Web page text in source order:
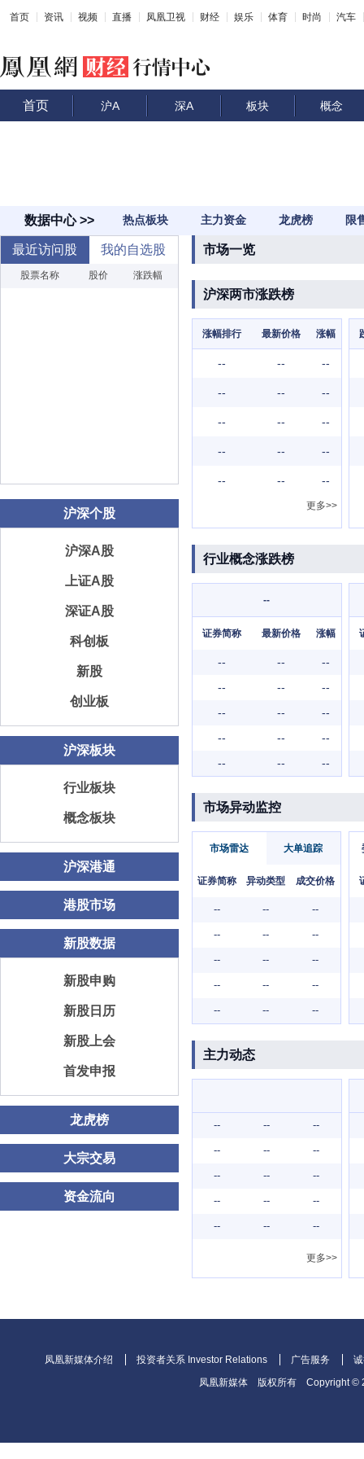
首页 资讯 视频 直播 凤凰卫视 财经 娱乐 体育 时尚 汽车
首页 沪A 深A 板块 概念
数据中心 >> 热点板块 主力资金 龙虎榜 限
最近访问股 我的自选股
股票名称 股价 涨跌幅
沪深个股
沪深A股
上证A股
深证A股
科创板
新股
创业板
沪深板块
行业板块
概念板块
沪深港通
港股市场
新股数据
新股申购
新股日历
新股上会
首发申报
龙虎榜
大宗交易
资金流向
市场一览
沪深两市涨跌榜
涨幅排行 最新价格 涨幅
-- -- --
-- -- --
-- -- --
-- -- --
-- -- --
更多>>
行业概念涨跌榜
--
证券简称 最新价格 涨幅
-- --
--
--
--
--
--
--
--
--
--
--
--
-- --
市场异动监控
市场雷达 大单追踪
证券简称 异动类型 成交价格
-- -- --
-- -- --
-- -- --
-- -- --
-- -- --
主力动态
-- -- --
-- -- --
-- -- --
-- -- --
-- -- --
更多>>
凤凰新媒体介绍 投资者关系 Investor Relations 广告服务
凤凰新媒体
版权所有 Copyright ©